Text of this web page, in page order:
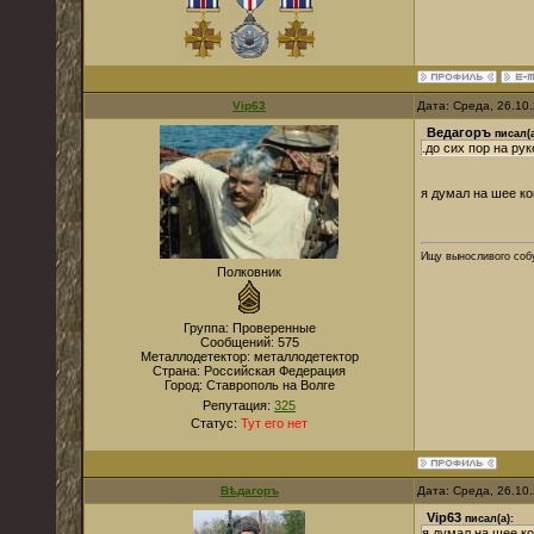
Vip63 Дата: Среда,
Полковник
Группа: Проверенные
Сообщений: 575
Металлодетектор: металлодетектор
Страна: Российская Федерация
Город: Ставрополь на Волге
Репутация: 325
Статус: Тут его нет
Ведагоръ
.до сих пор на
я думал на шее
Ищу выносливого
Вѣдагоръ Дата: Среда,
Vip63 писал(а):